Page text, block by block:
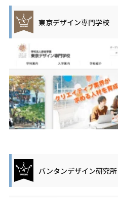
東京デザイン専門学校
バンタンデザイン研究所